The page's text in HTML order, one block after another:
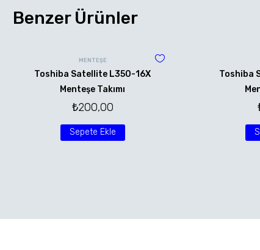
Benzer Ürünler
MENTEŞE
Toshiba Satellite L350-16X
Menteşe Takımı
₺200,00
Sepete Ekle
Toshiba